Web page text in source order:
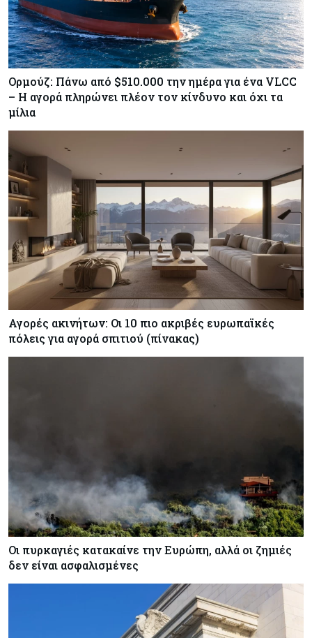
Ορμούζ: Πάνω από $510.000 την ημέρα για ένα VLCC
– Η αγορά πληρώνει πλέον τον κίνδυνο και όχι τα
μίλια
Αγορές ακινήτων: Οι 10 πιο ακριβές ευρωπαϊκές
πόλεις για αγορά σπιτιού (πίνακας)
Οι πυρκαγιές κατακαίνε την Ευρώπη, αλλά οι ζημιές
δεν είναι ασφαλισμένες